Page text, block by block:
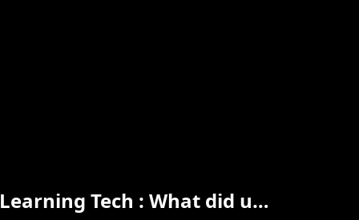
Learning Tech : What did u miss ? Le grand récap